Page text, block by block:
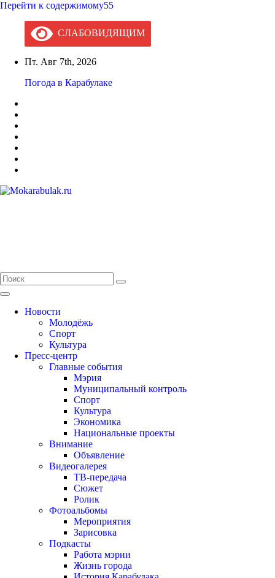
Перейти к содержимому55
СЛАБОВИДЯЩИМ
Пт. Авг 7th, 2026
Погода в Карабулаке
Новости
Молодёжь
Спорт
Культура
Пресс-центр
Главные события
Мэрия
Муниципальный контроль
Спорт
Культура
Экономика
Национальные проекты
Внимание
Объявление
Видеогалерея
ТВ-передача
Сюжет
Ролик
Фотоальбомы
Мероприятия
Зарисовка
Подкасты
Работа мэрии
Жизнь города